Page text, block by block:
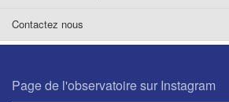
Contactez nous
Page de l'observatoire sur Instagram